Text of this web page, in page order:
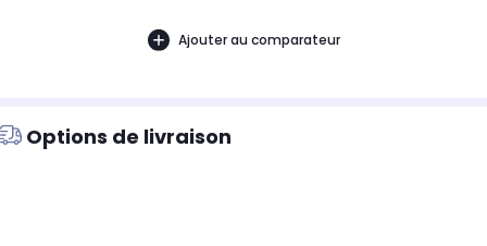
Ajouter au comparateur
Options de livraison